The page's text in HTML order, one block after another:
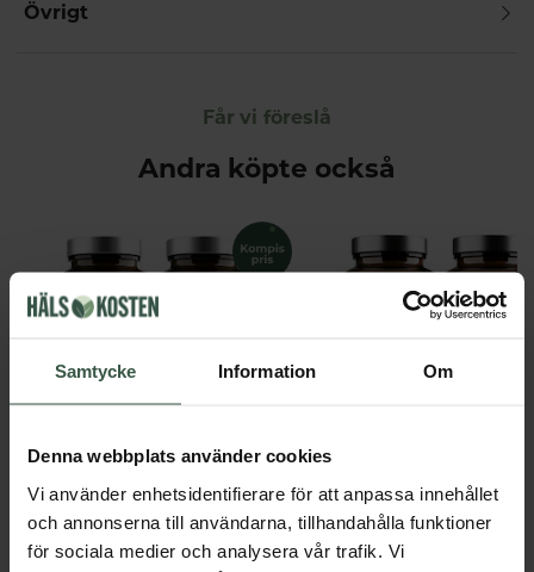
Samtycke Information Om
Denna webbplats använder cookies
Vi använder enhetsidentifierare för att anpassa innehållet
och annonserna till användarna, tillhandahålla funktioner
för sociala medier och analysera vår trafik. Vi
Övrigt
Får vi föreslå
Andra köpte också
Kvällsmagnesium+ Ekonomipack 2x90k
398 kr
LÄGG I VARUKORGEN
Great Essentials
299 kr
LÄGG I VARUKORGEN